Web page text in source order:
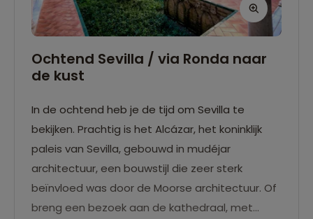
Ochtend Sevilla / via Ronda naar
de kust
In de ochtend heb je de tijd om Sevilla te
bekijken. Prachtig is het Alcázar, het koninklijk
paleis van Sevilla, gebouwd in mudéjar
architectuur, een bouwstijl die zeer sterk
beïnvloed was door de Moorse architectuur. Of
breng een bezoek aan de kathedraal, met